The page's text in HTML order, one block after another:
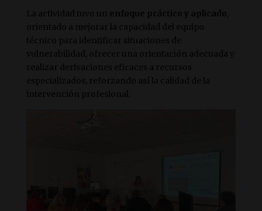
La actividad tuvo un enfoque práctico y aplicado
orientado a mejorar la capacidad del equipo
técnico para identificar situaciones de
vulnerabilidad, ofrecer una orientación adecuada y
realizar derivaciones eficaces a recursos
especializados, reforzando así la calidad de la
intervención profesional.